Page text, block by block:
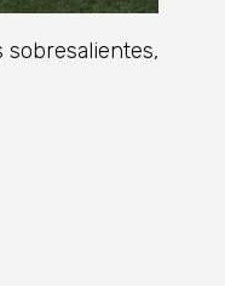
sobresalientes,